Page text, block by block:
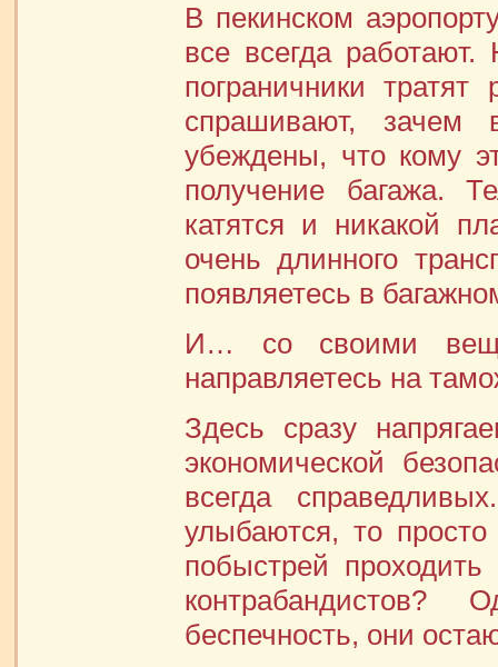
В пекинском
все всегда работают.
пограничники
спрашивают, зачем
убеждены, что кому
получение багажа.
катятся и никакой
очень длинного
появляетесь в
И… со своими
направляетесь на
Здесь сразу
экономической
всегда
улыбаются, то
побыстрей
беспечность, они